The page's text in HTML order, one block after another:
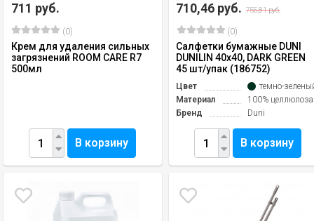
711 руб.
(0)
Крем для удаления сильных
загрязнений ROOM CARE R7
500мл
В корзину
710,46 руб. 755,81 руб.
(0)
Салфетки бумажные DUNI
DUNILIN 40х40, DARK GREEN
45 шт/упак (186752)
Цвет
темно-
Материал
100% целлюлоза
Бренд
Duni
В корзину